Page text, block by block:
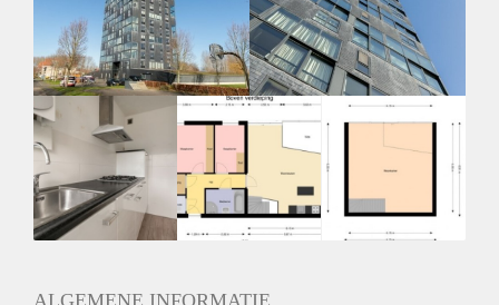
Onbepaalde termijn
Oplevering
Kaal
ALGEMENE INFORMATIE